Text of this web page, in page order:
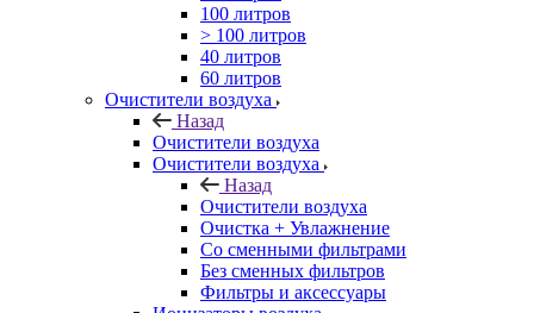
100 литров
> 100 литров
40 литров
60 литров
Очистители воздуха
Назад
Очистители воздуха
Очистители воздуха
Назад
Очистители воздуха
Очистка + Увлажнение
Cо сменными фильтрами
Без сменных фильтров
Фильтры и аксессуары